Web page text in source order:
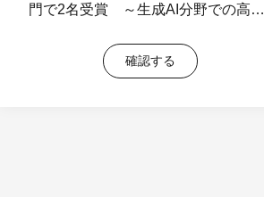
門で2名受賞 ～生成AI分野での高度
確認する